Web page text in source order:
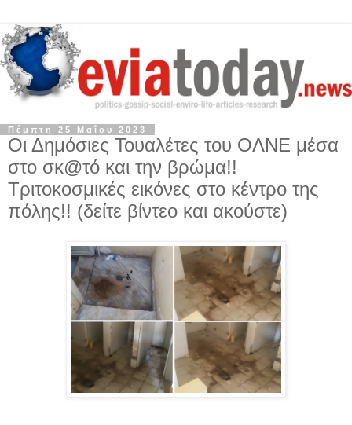
Πέμπτη 25 Μαΐου 2023
Οι Δημόσιες Τουαλέτες του ΟΛΝΕ μέσα
στο σκ@τό και την βρώμα!!
Τριτοκοσμικές εικόνες στο κέντρο της
πόλης!! (δείτε βίντεο και ακούστε)